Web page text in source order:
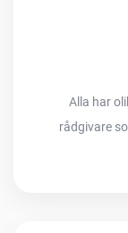
Alla har
rådgivare